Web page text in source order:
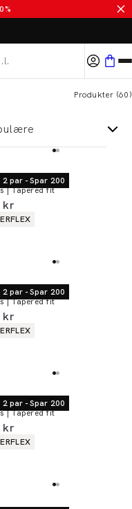
Produkter (60)
par - Spar 200
| Tapered fit
rabat)
kr
egenskaber
par - Spar 200
| Tapered fit
rabat)
kr
egenskaber
par - Spar 200
| Tapered fit
rabat)
kr
egenskaber